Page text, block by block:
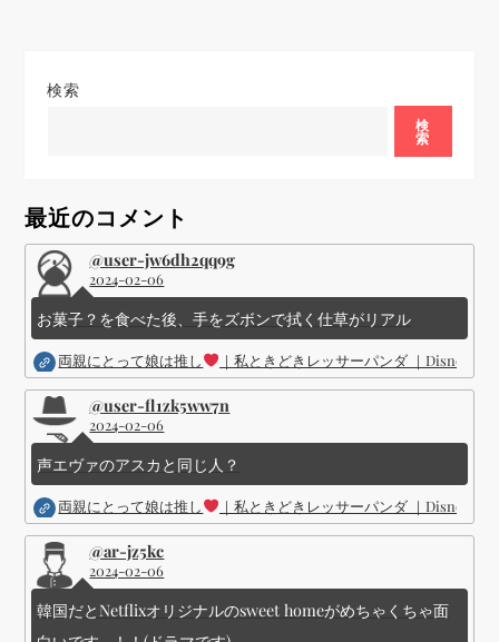
ー
ン
検索
検
索
最近のコメント
@user-jw6dh2qq9g
2024-02-06
お菓子？を食べた後、手をズボンで拭く仕草がリアル
両親にとって娘は推し ｜私ときどきレッサーパンダ ｜Disney (
@user-fl1zk5ww7n
2024-02-06
声エヴァのアスカと同じ人？
両親にとって娘は推し ｜私ときどきレッサーパンダ ｜Disney (
@ar-jz5kc
2024-02-06
韓国だとNetflixオリジナルのsweet homeがめちゃくちゃ面